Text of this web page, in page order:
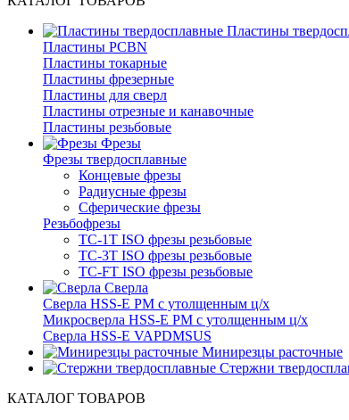
Пластины
Пластины PCBN
Пластины токарные
Пластины фрезерные
Пластины для сверл
Пластины отрезные и канавочные
Пластины резьбовые
Фрезы
Фрезы твердосплавные
Концевые фрезы
Радиусные фрезы
Сферические фрезы
Резьбофрезы
TC-1T ISO фрезы резьбовые
TC-3T ISO фрезы резьбовые
TC-FT ISO фрезы резьбовые
Сверла
Cверла HSS-E PM c утолщенным ц/х
Микросверла HSS-E PM c утолщенным ц/х
Сверла HSS-E VAPDMSUS
Минирезцы расточные
Cтержни
КАТАЛОГ ТОВАРОВ